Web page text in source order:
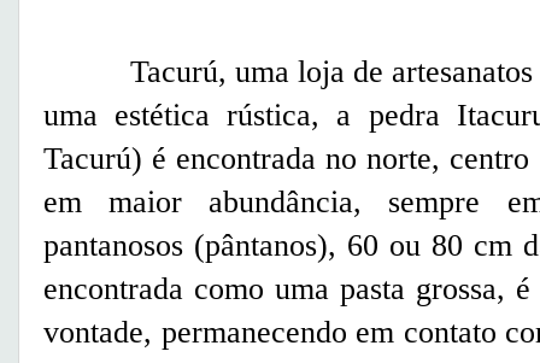
Tacurú, uma loja de artesanatos
uma estética rústica, a pedra
Tacurú) é encontrada no norte,
em maior abundância, sempre
pantanosos (pântanos), 60 ou 80 cm
encontrada como uma pasta grossa,
vontade, permanecendo em contato